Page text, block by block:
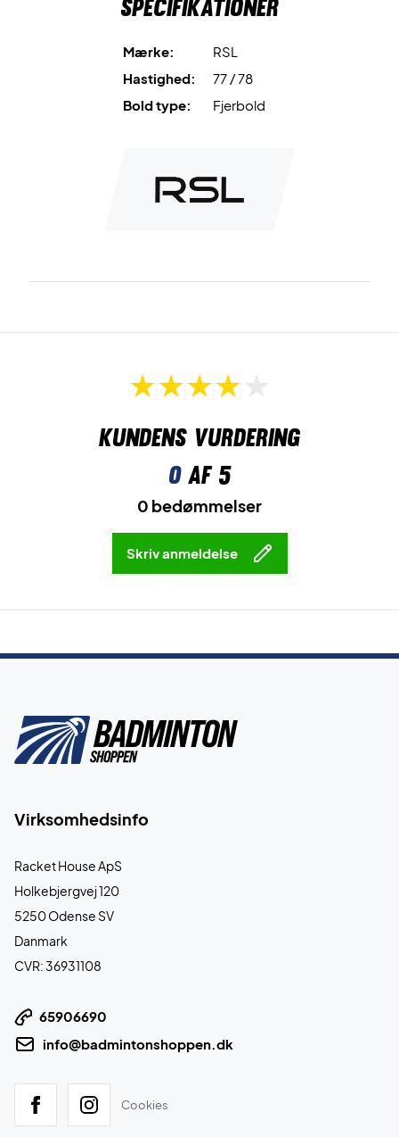
Specifikationer
Mærke:
RSL
Hastighed:
77 / 78
Bold type:
Fjerbold
Kundens vurdering
0af 5
0 bedømmelser
Skriv anmeldelse
Virksomhedsinfo
Racket House ApS
Holkebjergvej 120
5250 Odense SV
Danmark
CVR: 36931108
65906690
info@badmintonshoppen.dk
Cookies